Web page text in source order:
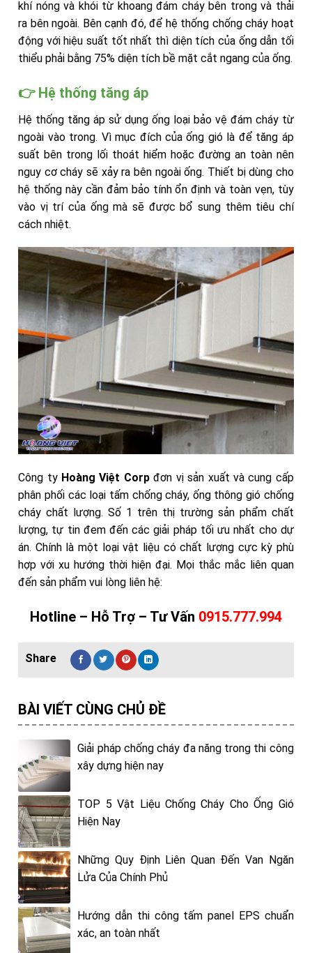
khí nóng và khói từ khoang đám cháy bên trong và thải
ra bên ngoài. Bên cạnh đó, để hệ thống chống cháy hoạt
động với hiệu suất tốt nhất thì diện tích của ống dẫn tối
thiểu phải bằng 75% diện tích bề mặt cắt ngang của ống.
👉 Hệ thống tăng áp
Hệ thống tăng áp sử dụng ống loại bảo vệ đám cháy từ
ngoài vào trong. Vì mục đích của ống gió là để tăng áp
suất bên trong lối thoát hiểm hoặc đường an toàn nên
nguy cơ cháy sẽ xảy ra bên ngoài ống. Thiết bị dùng cho
hệ thống này cần đảm bảo tính ổn định và toàn vẹn, tùy
vào vị trí của ống mà sẽ được bổ sung thêm tiêu chí
cách nhiệt.
Công ty Hoàng Việt Corpđơn vị sản xuất và cung cấp
phân phối các loại tấm chống cháy, ống thông gió chống
cháy chất lượng. Số 1 trên thị trường sản phẩm chất
lượng, tự tin đem đến các giải pháp tối ưu nhất cho dự
án. Chính là một loại vật liệu có chất lượng cực kỳ phù
hợp với xu hướng thời hiện đại. Mọi thắc mắc liên quan
đến sản phẩm vui lòng liên hệ:
Hotline – Hỗ Trợ – Tư Vấn 0915.777.994
BÀI VIẾT CÙNG CHỦ ĐỀ
Giải pháp chống cháy đa năng trong thi công
xây dựng hiện nay
TOP 5 Vật Liệu Chống Cháy Cho Ống Gió
Hiện Nay
Những Quy Định Liên Quan Đến Van Ngăn
Lửa Của Chính Phủ
Hướng dẫn thi công tấm panel EPS chuẩn
xác, an toàn nhất